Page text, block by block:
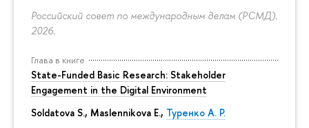
Российский совет по международным делам (РСМД).
2026.
Глава в книге
State-Funded Basic Research: Stakeholder
Engagement in the Digital Environment
Soldatova S., Maslennikova E., Туренко А. Р.